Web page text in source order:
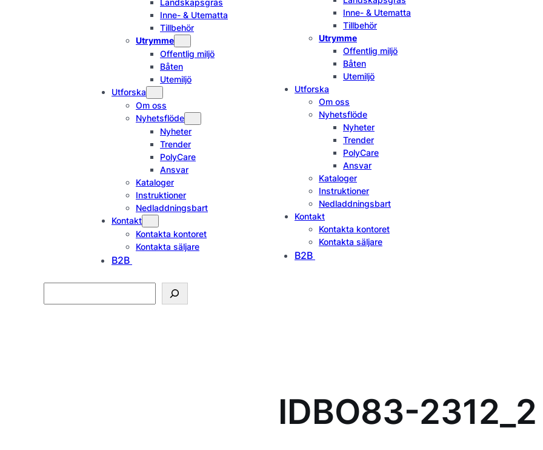
Landskapsgräs
Inne- & Utematta
Tillbehör
Utrymme
Offentlig miljö
Båten
Utemiljö
Utforska
Om oss
Nyhetsflöde
Nyheter
Trender
PolyCare
Ansvar
Kataloger
Instruktioner
Nedladdningsbart
Kontakt
Kontakta kontoret
Kontakta säljare
B2B
Inne- & Utematta
Tillbehör
Utrymme
Offentlig miljö
Båten
Utemiljö
Utforska
Om oss
Nyhetsflöde
Nyheter
Trender
PolyCare
Ansvar
Kataloger
Instruktioner
Nedladdningsbart
Kontakt
Kontakta kontoret
Kontakta säljare
B2B
IDBO83-2312_2